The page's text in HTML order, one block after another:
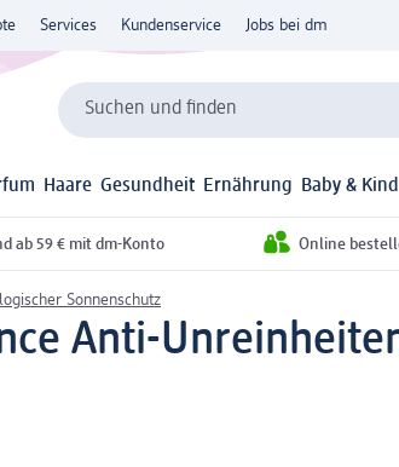
Services Kundenservice Jobs bei dm
Suchen und finden
Haare Gesundheit Ernährung Baby & Kind
ab 59 € mit dm-Konto Online
Sonnenschutz
Anti-